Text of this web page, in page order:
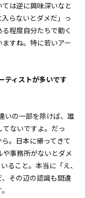
は逆に興味深いなと
らないとダメだ」っ
程度自分たちで動く
すね。特に若いアー
ィストが多いです
いの一部を除けば、誰
ないですよ。だっ
。日本に帰ってきて
事務所がないとダメ
ること。本当に「え、
その辺の認識も間違